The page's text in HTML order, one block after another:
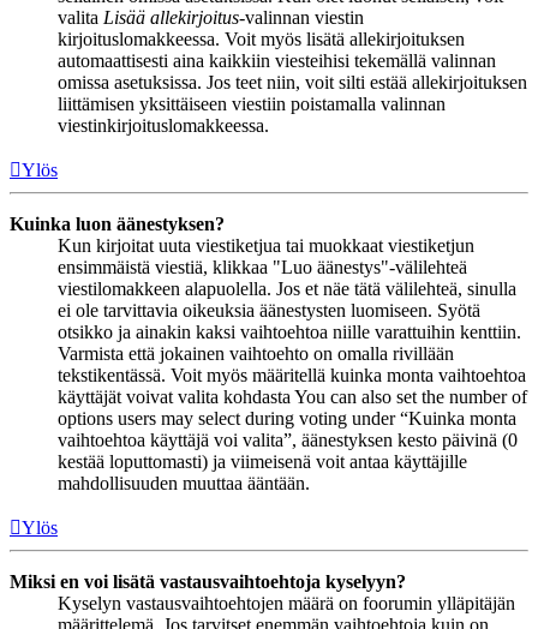
valita Lisää allekirjoitus-valinnan viestin
kirjoituslomakkeessa. Voit myös lisätä allekirjoituksen
automaattisesti aina kaikkiin viesteihisi tekemällä valinnan
omissa asetuksissa. Jos teet niin, voit silti estää allekirjoituksen
liittämisen yksittäiseen viestiin poistamalla valinnan
viestinkirjoituslomakkeessa.
Ylös
Kuinka luon äänestyksen?
Kun kirjoitat uuta viestiketjua tai muokkaat viestiketjun
ensimmäistä viestiä, klikkaa "Luo äänestys"-välilehteä
viestilomakkeen alapuolella. Jos et näe tätä välilehteä, sinulla
ei ole tarvittavia oikeuksia äänestysten luomiseen. Syötä
otsikko ja ainakin kaksi vaihtoehtoa niille varattuihin kenttiin.
Varmista että jokainen vaihtoehto on omalla rivillään
tekstikentässä. Voit myös määritellä kuinka monta vaihtoehtoa
käyttäjät voivat valita kohdasta You can also set the number of
options users may select during voting under “Kuinka monta
vaihtoehtoa käyttäjä voi valita”, äänestyksen kesto päivinä (0
kestää loputtomasti) ja viimeisenä voit antaa käyttäjille
mahdollisuuden muuttaa ääntään.
Ylös
Miksi en voi lisätä vastausvaihtoehtoja kyselyyn?
Kyselyn vastausvaihtoehtojen määrä on foorumin ylläpitäjän
määrittelemä. Jos tarvitset enemmän vaihtoehtoja kuin on